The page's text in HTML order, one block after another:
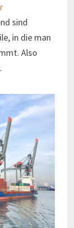
sind
in die man
Also